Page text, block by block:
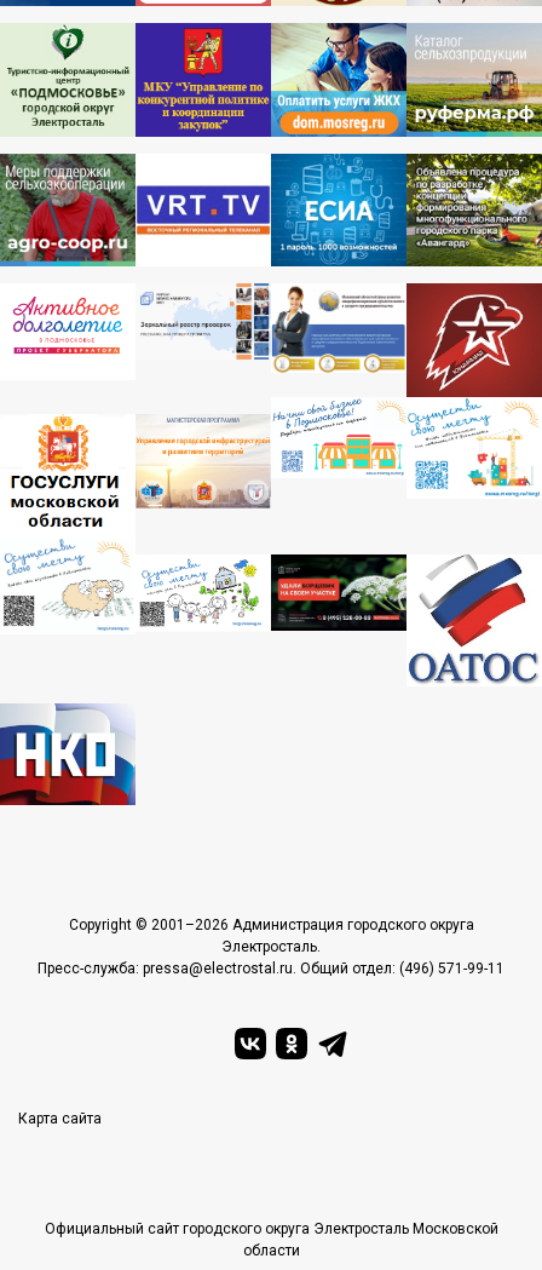
Copyright © 2001–2026 Администрация городского округа
Электросталь.
Пресс-служба: pressa@electrostal.ru. Общий отдел: (496) 571-99-11
Карта сайта
Официальный сайт городского округа Электросталь Московской
области